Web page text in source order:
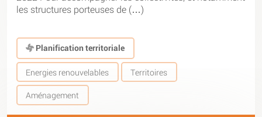
les structures porteuses de (…)
Planification territoriale
Energies renouvelables Territoires
Aménagement